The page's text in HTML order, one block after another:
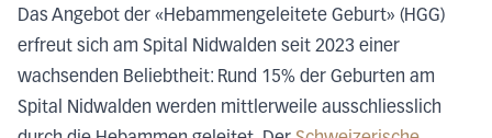
Das Angebot der «Hebammengeleitete Geburt» (HGG)
erfreut sich am Spital Nidwalden seit 2023 einer
wachsenden Beliebtheit: Rund 15% der Geburten am
Spital Nidwalden werden mittlerweile ausschliesslich